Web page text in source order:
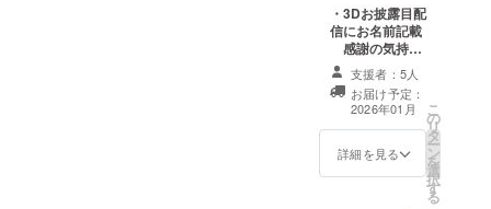
・3Dお披露目配
信にお名前記載
感謝の気持ち
を込めて、3Dお
披露目配信にお
名前を掲載しま
す。 ※支援
時、必ず備考欄
に希望されるお
支援者：5人
お届け予定：
2026年01月
詳細を見る
こ
の
リ
タ
ー
ン
を
選
択
す
る